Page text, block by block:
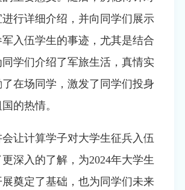
行详细介绍，并向同学们展示
入伍学生的事迹，尤其是结合
学们介绍了军旅生活，真情实
在场同学，激发了同学们投身
的热情。
让计算学子对大学生征兵入伍
深入的了解，为2024年大学生
奠定了基础，也为同学们未来